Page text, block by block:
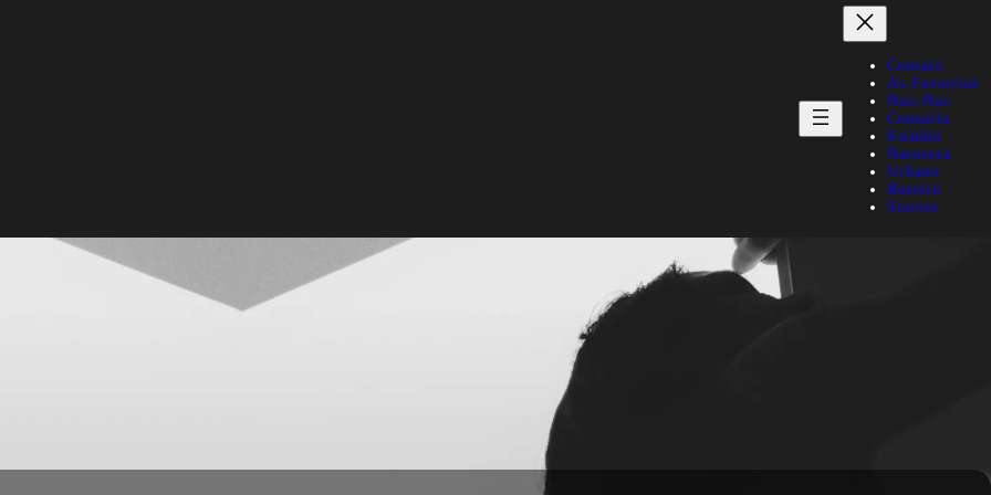
Contato
As Favoritas
Noc-Noc
Consulta
Estúdio
Natureza
Urbano
Roteiro
Stories